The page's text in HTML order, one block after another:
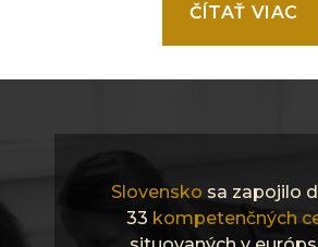
ČÍTAŤ VIAC
Slovensko sa zapojilo
33 kompetenčných